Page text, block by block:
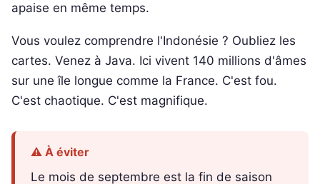
apaise en même temps.
Vous voulez comprendre l'Indonésie ? Oubliez les
cartes. Venez à Java. Ici vivent 140 millions d'âmes
sur une île longue comme la France. C'est fou.
C'est chaotique. C'est magnifique.
⚠️ À éviter
Le mois de septembre est la fin de saison